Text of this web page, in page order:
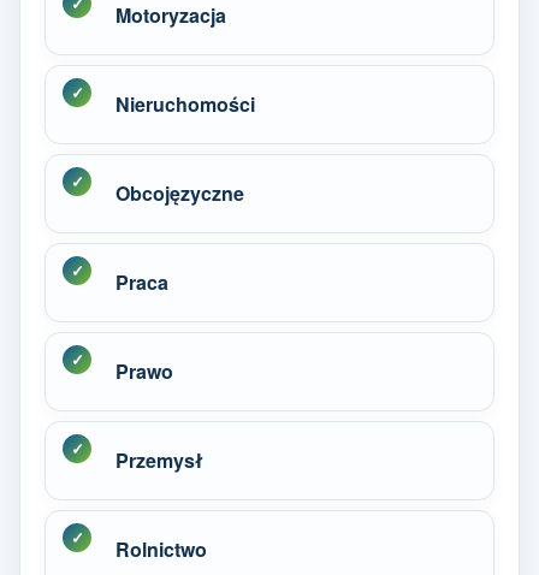
Motoryzacja
Nieruchomości
Obcojęzyczne
Praca
Prawo
Przemysł
Rolnictwo